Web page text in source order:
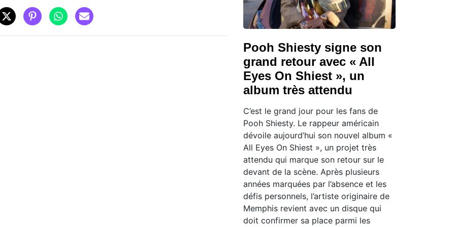
Pooh Shiesty signe son
grand retour avec « All
Eyes On Shiest », un
album très attendu
C’est le grand jour pour les fans de
Pooh Shiesty. Le rappeur américain
dévoile aujourd’hui son nouvel album «
All Eyes On Shiest », un projet très
attendu qui marque son retour sur le
devant de la scène. Après plusieurs
années marquées par l’absence et les
défis personnels, l’artiste originaire de
Memphis revient avec un disque qui
doit confirmer sa place parmi les